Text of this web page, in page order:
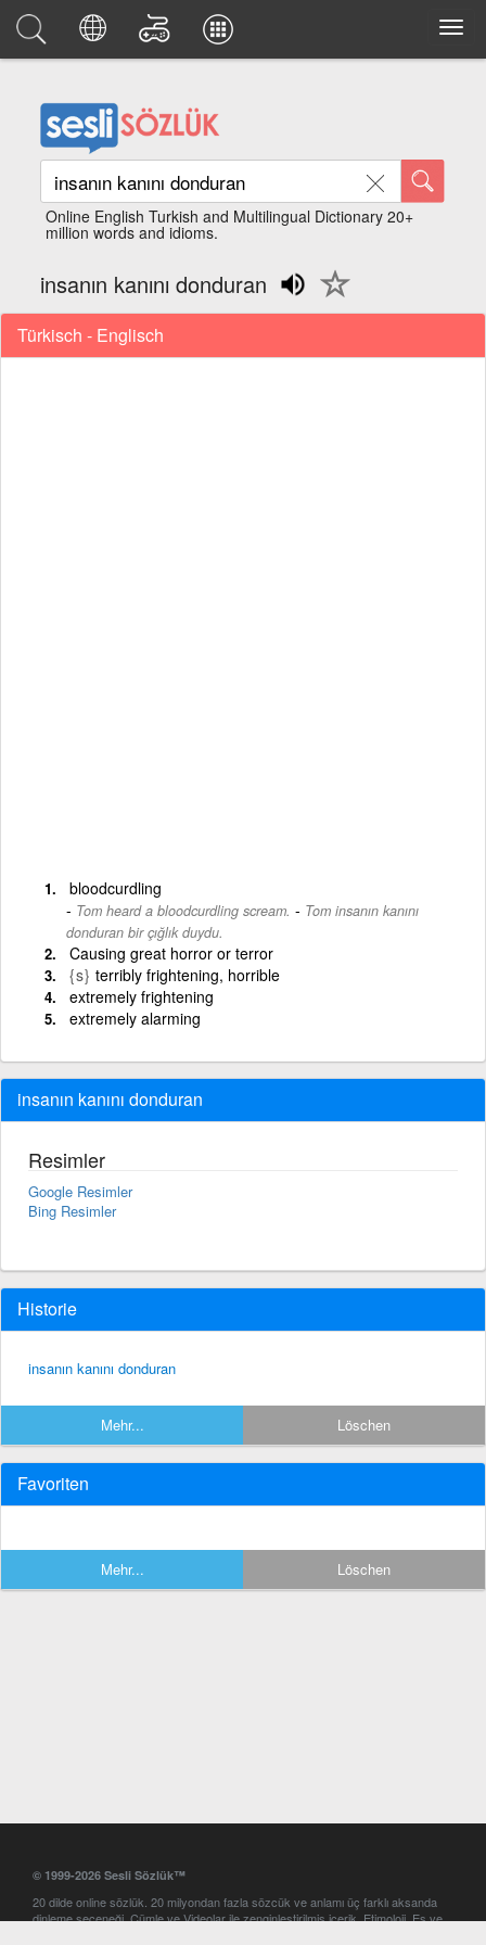
Online English Turkish and Multilingual Dictionary 20+
million words and idioms.
insanın kanını donduran
Türkisch - Englisch
bloodcurdling
Tom heard a bloodcurdling scream. - Tom insanın kanını
donduran bir çığlık duydu.
Causing great horror or terror
{s} terribly frightening, horrible
extremely frightening
extremely alarming
insanın kanını donduran
Resimler
Google Resimler
Bing Resimler
Historie
insanın kanını donduran
Mehr... Löschen
Favoriten
Mehr... Löschen
© 1999-2026 Sesli Sözlük™
20 dilde online sözlük. 20 milyondan fazla sözcük ve anlamı üç farklı aksanda
dinleme seçeneği. Cümle ve Videolar ile zenginleştirilmiş içerik. Etimoloji, Eş ve